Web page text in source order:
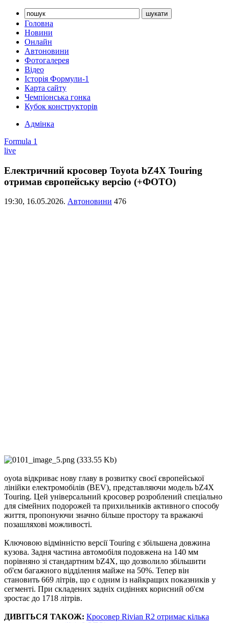
Головна
Новини
Онлайн
Автоновини
Фотогалерея
Відео
Історія Формули-1
Карта сайту
Чемпіонська гонка
Кубок конструкторів
Адмінка
Formula 1
live
Електричний кросовер Toyota bZ4X Touring
отримав європейську версію (+ФОТО)
19:30, 16.05.2026. Автоновини 476
oyota відкриває нову главу в розвитку своєї європейської
лінійки електромобілів (BEV), представляючи модель bZ4X
Touring. Цей універсальний кросовер розроблений спеціально
для сімейних подорожей та прихильників активного способу
життя, пропонуючи значно більше простору та вражаючі
позашляхові можливості.
Ключовою відмінністю версії Touring є збільшена довжина
кузова. Задня частина автомобіля подовжена на 140 мм
порівняно зі стандартним bZ4X, що дозволило збільшити
об'єм багажного відділення майже на 50%. Тепер він
становить 669 літрів, що є одним із найкращих показників у
сегменті. При складених задніх сидіннях корисний об'єм
зростає до 1718 літрів.
ДИВІТЬСЯ ТАКОЖ: Кросовер Rivian R2 отримає кілька